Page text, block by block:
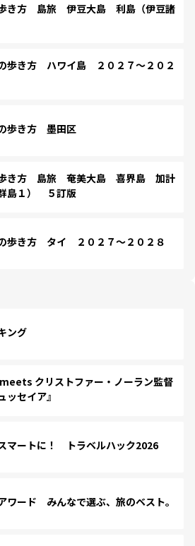
き方 島旅 伊豆大島 利島（伊豆諸
歩き方 ハワイ島 ２０２７～２０２
歩き方 墨田区
き方 島旅 奄美大島 喜界島 加計
島１） ５訂版
歩き方 タイ ２０２７～２０２８
ング
クリストファー・ノーラン監督
ッセイア』
マートに！ トラベルハック2026
ワード みんなで選ぶ、旅のベスト。